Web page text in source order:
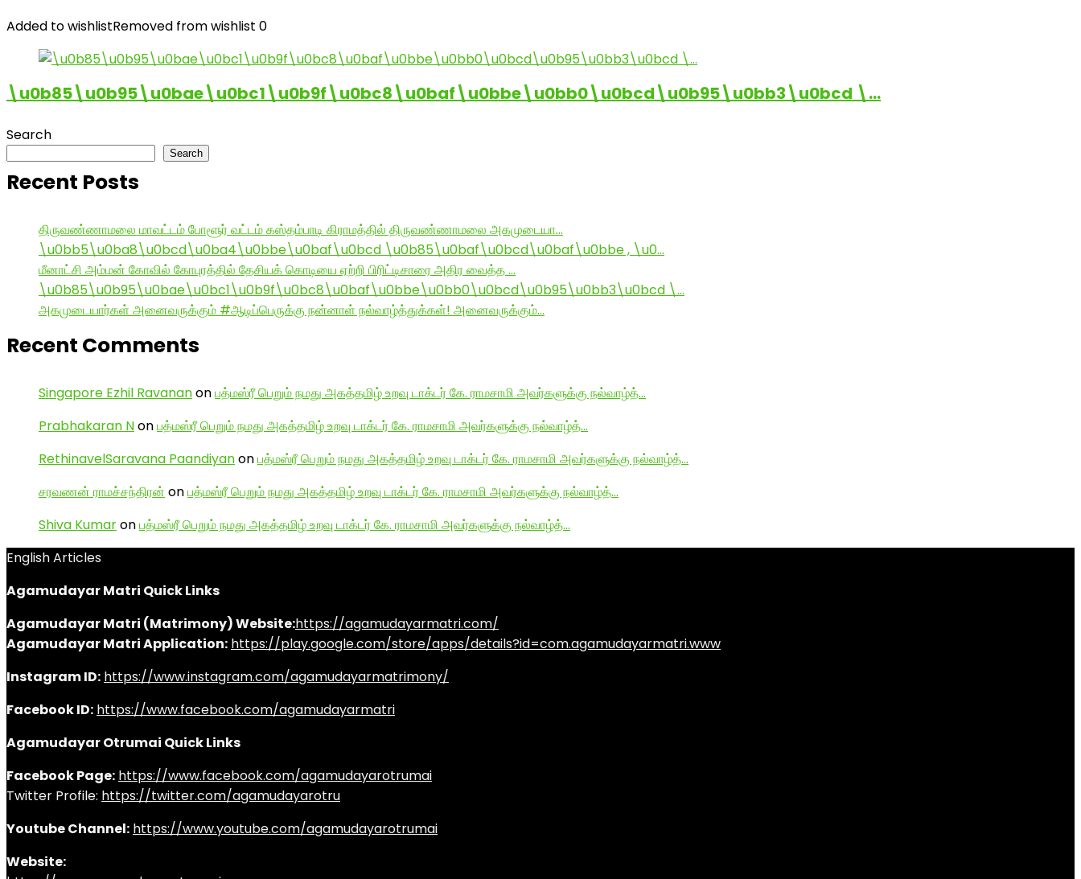
Added to wishlistRemoved from wishlist 0
\u0b85\u0b95\u0bae\u0bc1\u0b9f\u0bc8\u0baf\u0bbe\u0bb0\u0bcd\u0b95\u0bb3\u0bcd \…
Search
Search
Recent Posts
திருவண்ணாமலை மாவட்டம் போளூர் வட்டம் கஸ்தம்பாடி கிராமத்தில் திருவண்ணாமலை அகமுடையா…
\u0bb5\u0ba8\u0bcd\u0ba4\u0bbe\u0baf\u0bcd \u0b85\u0baf\u0bcd\u0baf\u0bbe , \u0…
மீனாட்சி அம்மன் கோவில் கோபுரத்தில் தேசியக் கொடியை ஏற்றி பிரிட்டிசாரை அதிர வைத்த …
\u0b85\u0b95\u0bae\u0bc1\u0b9f\u0bc8\u0baf\u0bbe\u0bb0\u0bcd\u0b95\u0bb3\u0bcd \…
அகமுடையார்கள் அனைவருக்கும் #ஆடிப்பெருக்கு நன்னாள் நல்வாழ்த்துக்கள்! அனைவருக்கும்…
Recent Comments
Singapore Ezhil Ravananonபத்மஸ்ரீ பெறும் நமது அகத்தமிழ் உறவு டாக்டர் கே. ராமசாமி அவர்களுக்கு நல்வாழ்த்…
Prabhakaran Nonபத்மஸ்ரீ பெறும் நமது அகத்தமிழ் உறவு டாக்டர் கே. ராமசாமி அவர்களுக்கு நல்வாழ்த்…
RethinavelSaravana Paandiyanonபத்மஸ்ரீ பெறும் நமது அகத்தமிழ் உறவு டாக்டர் கே. ராமசாமி அவர்களுக்கு நல்வாழ்த்…
சரவணன் ராமச்சந்திரன் onபத்மஸ்ரீ பெறும் நமது அகத்தமிழ் உறவு டாக்டர் கே. ராமசாமி அவர்களுக்கு நல்வாழ்த்…
Shiva Kumaronபத்மஸ்ரீ பெறும் நமது அகத்தமிழ் உறவு டாக்டர் கே. ராமசாமி அவர்களுக்கு நல்வாழ்த்…
English Articles
Agamudayar Matri Quick Links
Agamudayar Matri (Matrimony) Website:https://agamudayarmatri.com/
Agamudayar Matri Application: https://play.google.com/store/apps/details?id=com.agamudayarmatri.www
Instagram ID: https://www.instagram.com/agamudayarmatrimony/
Facebook ID: https://www.facebook.com/agamudayarmatri
Agamudayar Otrumai Quick Links
Facebook Page: https://www.facebook.com/agamudayarotrumai
Twitter Profile: https://twitter.com/agamudayarotru
Youtube Channel: https://www.youtube.com/agamudayarotrumai
Website: